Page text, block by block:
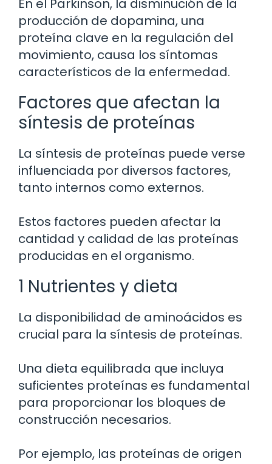
En el Parkinson, la disminución de la
producción de dopamina, una
proteína clave en la regulación del
movimiento, causa los síntomas
característicos de la enfermedad.
Factores que afectan la
síntesis de proteínas
La síntesis de proteínas puede verse
influenciada por diversos factores,
tanto internos como externos.
Estos factores pueden afectar la
cantidad y calidad de las proteínas
producidas en el organismo.
1 Nutrientes y dieta
La disponibilidad de aminoácidos es
crucial para la síntesis de proteínas.
Una dieta equilibrada que incluya
suficientes proteínas es fundamental
para proporcionar los bloques de
construcción necesarios.
Por ejemplo, las proteínas de origen